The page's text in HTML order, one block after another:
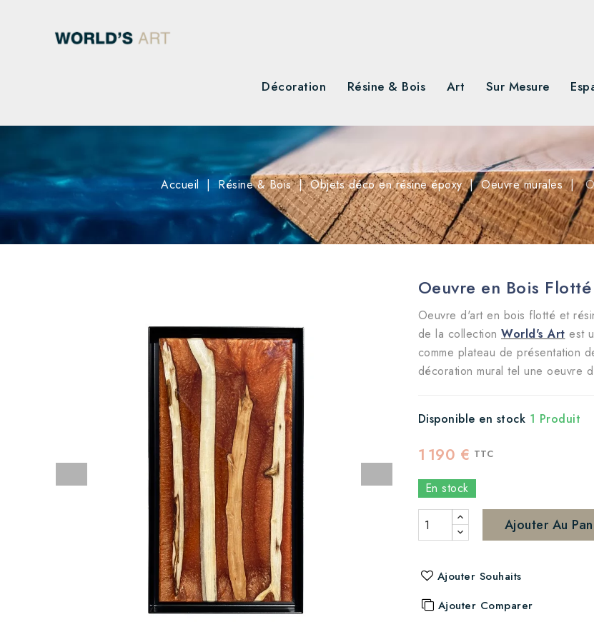
Décoration Résine & Bois Art Sur Mesure
Accueil Résine & Bois Objets déco en résine époxy Oeuvre murales
Oeuvre en Bois
Oeuvre d'art en bois flotté et
de la collection World's Art est
comme plateau de présentation
décoration mural tel une oeuvre
Disponible en stock 1 Produit
1 190 € TTC
En stock
Ajouter Au
Ajouter Souhaits
Ajouter Comparer